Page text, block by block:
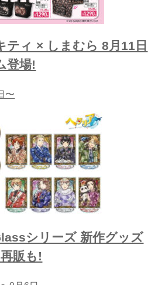
ティ × しまむら 8月11日
登場!
〜
シリーズ 新作グッズ
販も!